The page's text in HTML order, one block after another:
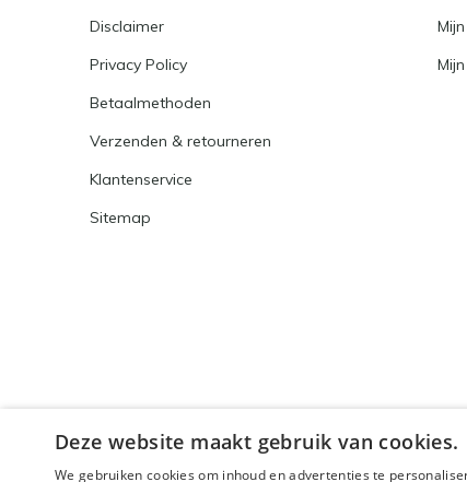
Disclaimer
Privacy Policy
Betaalmethoden
Verzenden & retourneren
Klantenservice
Sitemap
Deze website maakt gebruik van cookies.
We gebruiken cookies om inhoud en advertenties te